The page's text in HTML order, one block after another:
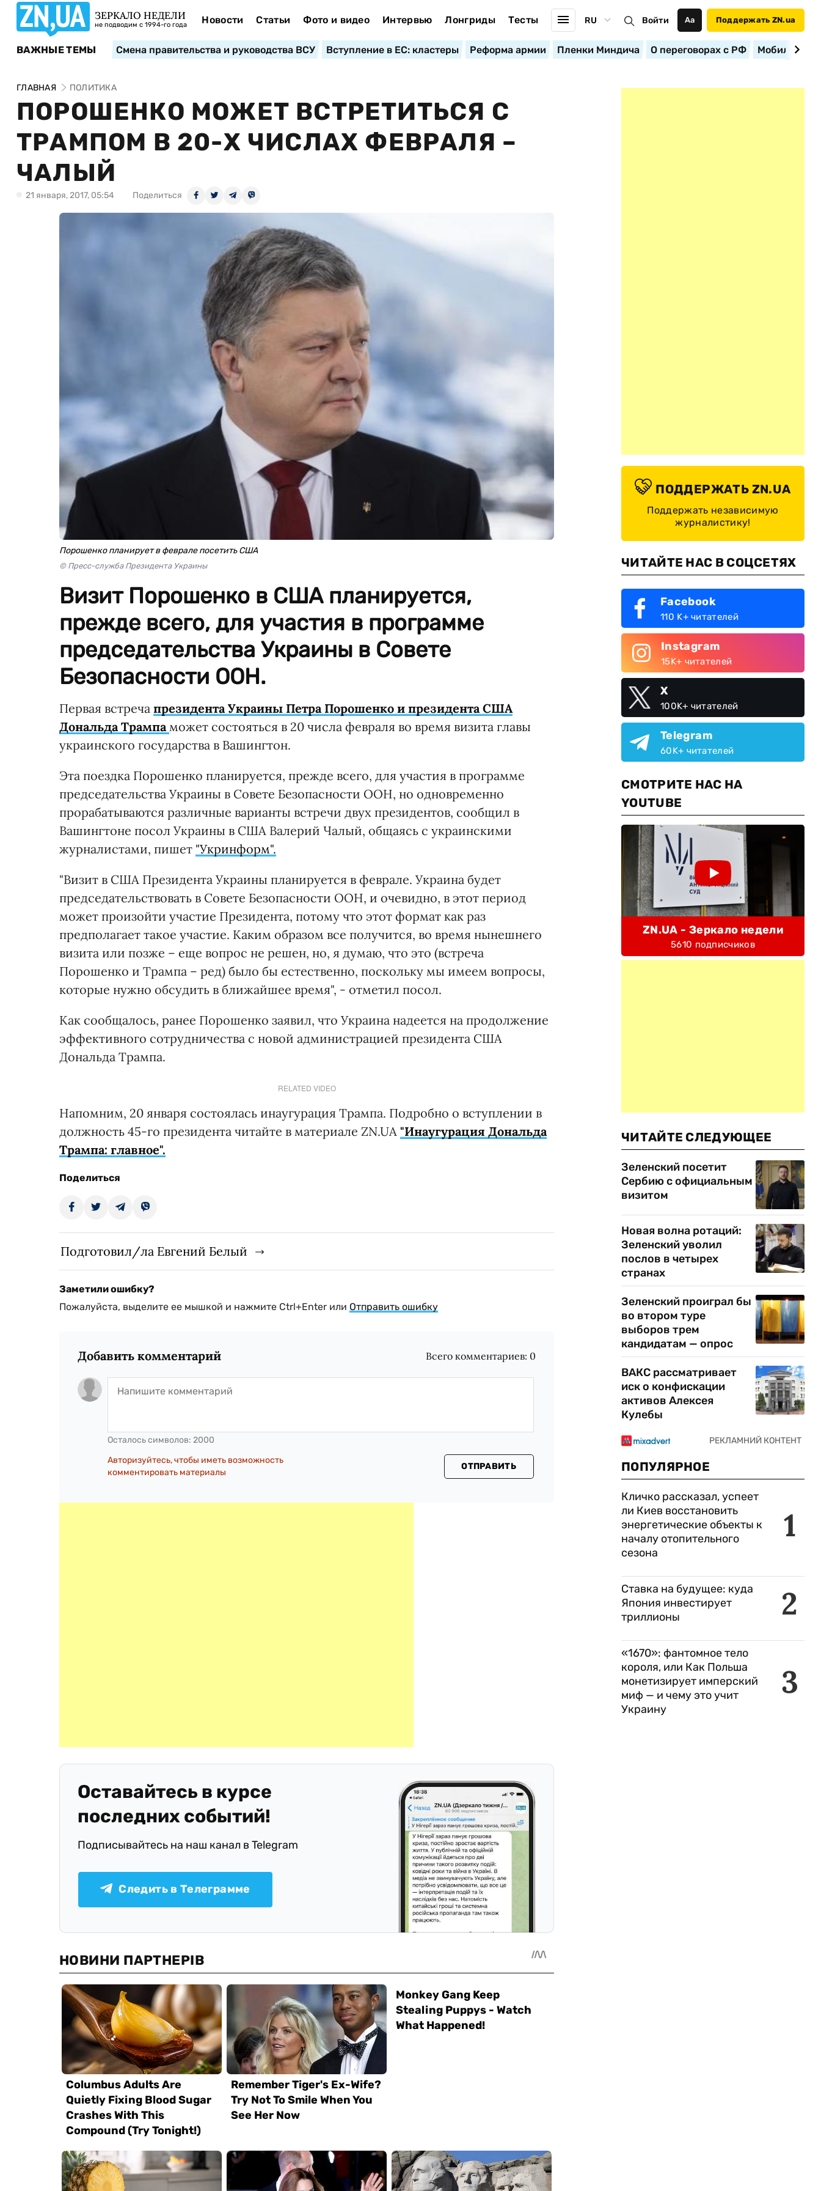
ЗЕРКАЛО НЕДЕЛИ
не подводим с 1994-го года Новости Статьи Фото и видео Интервью Лонгриды Тесты RU Войти Аа Поддержать ZN.ua
ВАЖНЫЕ ТЕМЫ Смена правительства и руководства ВСУ Вступление в ЕС: кластеры Реформа армии Пленки Миндича О переговорах с РФ
ГЛАВНАЯ ПОЛИТИКА
ПОРОШЕНКО МОЖЕТ ВСТРЕТИТЬСЯ С
ТРАМПОМ В 20-Х ЧИСЛАХ ФЕВРАЛЯ –
ЧАЛЫЙ
21 января, 2017, 05:54 Поделиться
Порошенко планирует в феврале посетить США
© Пресс-служба Президента Украины
Визит Порошенко в США планируется,
прежде всего, для участия в программе
председательства Украины в Совете
Безопасности ООН.
Первая встреча президента Украины Петра Порошенко и президента США
Дональда Трампа может состояться в 20 числа февраля во время визита главы
украинского государства в Вашингтон.
Эта поездка Порошенко планируется, прежде всего, для участия в программе
председательства Украины в Совете Безопасности ООН, но одновременно
прорабатываются различные варианты встречи двух президентов, сообщил в
Вашингтоне посол Украины в США Валерий Чалый, общаясь с украинскими
журналистами, пишет "Укринформ".
"Визит в США Президента Украины планируется в феврале. Украина будет
председательствовать в Совете Безопасности ООН, и очевидно, в этот период
может произойти участие Президента, потому что этот формат как раз
предполагает такое участие. Каким образом все получится, во время нынешнего
визита или позже – еще вопрос не решен, но, я думаю, что это (встреча
Порошенко и Трампа – ред) было бы естественно, поскольку мы имеем вопросы,
которые нужно обсудить в ближайшее время", - отметил посол.
Как сообщалось, ранее Порошенко заявил, что Украина надеется на продолжение
эффективного сотрудничества с новой администрацией президента США
Дональда Трампа.
RELATED VIDEO
Напомним, 20 января состоялась инаугурация Трампа. Подробно о вступлении в
должность 45-го президента читайте в материале ZN.UA "Инаугурация Дональда
Трампа: главное".
Поделиться
Подготовил/ла Евгений Белый
Заметили ошибку?
Пожалуйста, выделите ее мышкой и нажмите Ctrl+Enter или Отправить ошибку
Добавить комментарий Всего комментариев: 0
Осталось символов: 2000
Авторизуйтесь, чтобы иметь возможность
комментировать материалы
ОТПРАВИТЬ
Оставайтесь в курсе
последних событий!
Подписывайтесь на наш канал в Telegram
Следить в Телеграмме
ПОДДЕРЖАТЬ ZN.UA
Поддержать независимую
журналистику!
ЧИТАЙТЕ НАС В СОЦСЕТЯХ
Facebook
110 K+ читателей
Instagram
15K+ читателей
X
100K+ читателей
Telegram
60K+ читателей
СМОТРИТЕ НАС НА
YOUTUBE
ZN.UA - Зеркало недели
5610 подписчиков
ЧИТАЙТЕ СЛЕДУЮЩЕЕ
Зеленский посетит
Сербию с официальным
визитом
Новая волна ротаций:
Зеленский уволил
послов в четырех
странах
Зеленский проиграл бы
во втором туре
выборов трем
кандидатам — опрос
ВАКС рассматривает
иск о конфискации
активов Алексея
Кулебы
ПОПУЛЯРНОЕ
1
Кличко рассказал, успеет
ли Киев восстановить
энергетические объекты к
началу отопительного
сезона
2
Ставка на будущее: куда
Япония инвестирует
триллионы
3
«1670»: фантомное тело
короля, или Как Польша
монетизирует имперский
миф — и чему это учит
Украину